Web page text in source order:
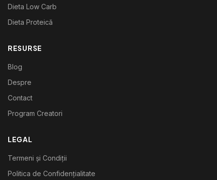
Dieta Low Carb
Dieta Proteică
RESURSE
Blog
Despre
Contact
Program Creatori
LEGAL
Termeni și Condiții
Politica de Confidențialitate